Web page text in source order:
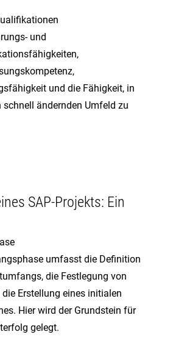
und
und die Fähigkeit, in
schnell ändernden Umfeld zu
SAP-Projekts: Ein
umfasst die Definition
die Festlegung von
Erstellung eines initialen
Hier wird der Grundstein für
gelegt.